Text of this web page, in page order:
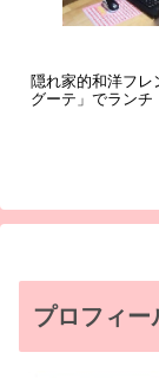
隠れ家的和洋フレ
グーテ」でランチ
プロフィー